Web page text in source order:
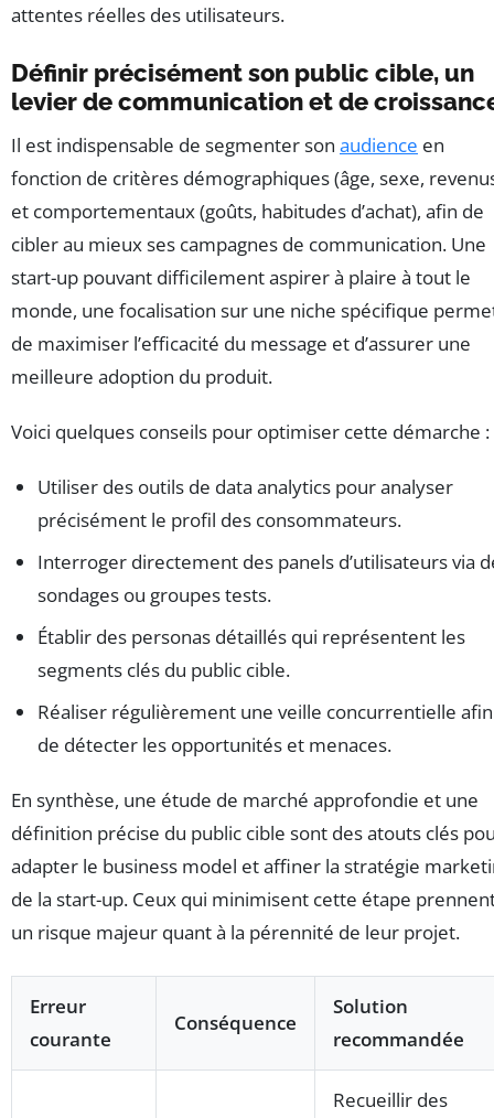
attentes réelles des utilisateurs.
Définir précisément son public cible, un
levier de communication et de
Il est indispensable de segmenter son audience en
fonction de critères démographiques (âge, sexe,
et comportementaux (goûts, habitudes d’achat), afin de
cibler au mieux ses campagnes de communication. Une
start-up pouvant difficilement aspirer à plaire à tout le
monde, une focalisation sur une niche spécifique
de maximiser l’efficacité du message et d’assurer une
meilleure adoption du produit.
Voici quelques conseils pour optimiser cette démarche :
Utiliser des outils de data analytics pour analyser
précisément le profil des consommateurs.
Interroger directement des panels d’utilisateurs via
sondages ou groupes tests.
Établir des personas détaillés qui représentent les
segments clés du public cible.
Réaliser régulièrement une veille concurrentielle afin
de détecter les opportunités et menaces.
En synthèse, une étude de marché approfondie et une
définition précise du public cible sont des atouts clés
adapter le business model et affiner la stratégie
de la start-up. Ceux qui minimisent cette étape
un risque majeur quant à la pérennité de leur projet.
Erreur
courante
Conséquence
Solution
recommandée
Recueillir des